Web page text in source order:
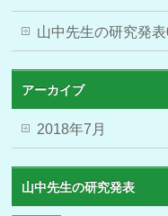
山中先生の研究発
アーカイブ
2018年7月
山中先生の研究発表